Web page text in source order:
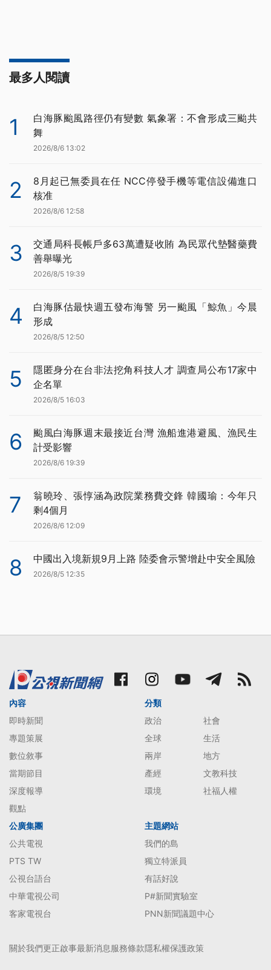
最多人閱讀
1
白海豚颱風路徑仍有變數 氣象署：不會形成三颱共
舞
2026/8/6 13:02
2
8月起已無委員在任 NCC停發手機等電信設備進口
核准
2026/8/6 12:58
3
交通局科長帳戶多63萬遭疑收賄 為民眾代墊醫藥費
善舉曝光
2026/8/5 19:39
4
白海豚估最快週五發布海警 另一颱風「鯨魚」今晨
形成
2026/8/5 12:50
5
隱匿身分在台非法挖角科技人才 調查局公布17家中
企名單
2026/8/5 16:03
6
颱風白海豚週末最接近台灣 漁船進港避風、漁民生
計受影響
2026/8/6 19:39
7
翁曉玲、張惇涵為政院業務費交鋒 韓國瑜：今年只
剩4個月
2026/8/6 12:09
8 中國出入境新規9月上路 陸委會示警增赴中安全風險
2026/8/5 12:35
內容
即時新聞
專題策展
數位敘事
當期節目
深度報導
觀點
分類
政治
社會
全球
生活
兩岸
地方
產經
文教科技
環境
社福人權
公廣集團
公共電視
PTS TW
公視台語台
中華電視公司
客家電視台
主題網站
我們的島
獨立特派員
有話好說
P#新聞實驗室
PNN新聞議題中心
關於我們更正啟事最新消息服務條款隱私權保護政策